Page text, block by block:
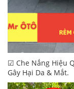
☑ Che Nắng Hiệu
Gây Hại Da & Mắt.